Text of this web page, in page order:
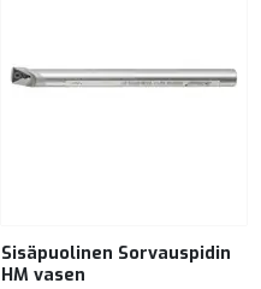
Sisäpuolinen Sorvauspidin
HM vasen